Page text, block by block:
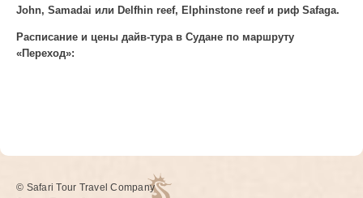
John, Samadai или Delfhin reef, Elphinstone reef и риф Safaga.
Расписание и цены дайв-тура в Судане по маршруту
«Переход»:
© Safari Tour Travel Company